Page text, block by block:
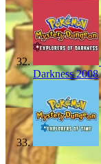
Darkness2008